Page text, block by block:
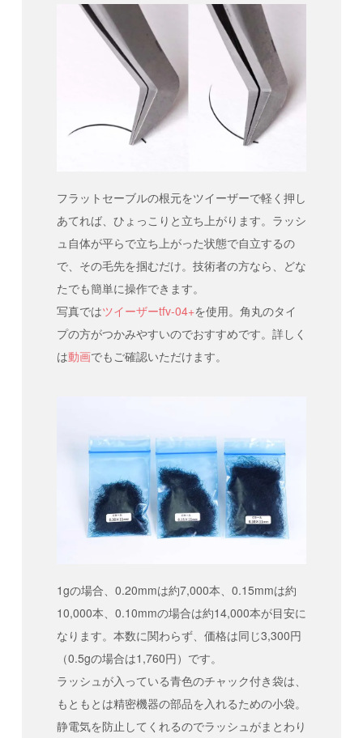
フラットセーブルの根元をツイーザーで軽く押し
あてれば、ひょっこりと立ち上がります。ラッシ
ュ自体が平らで立ち上がった状態で自立するの
で、その毛先を掴むだけ。技術者の方なら、どな
たでも簡単に操作できます。
写真ではツイーザーtfv-04+を使用。角丸のタイ
プの方がつかみやすいのでおすすめです。詳しく
は動画でもご確認いただけます。
1gの場合、0.20mmは約7,000本、0.15mmは約
10,000本、0.10mmの場合は約14,000本が目安に
なります。本数に関わらず、価格は同じ3,300円
（0.5gの場合は1,760円）です。
ラッシュが入っている青色のチャック付き袋は、
もともとは精密機器の部品を入れるための小袋。
静電気を防止してくれるのでラッシュがまとわり